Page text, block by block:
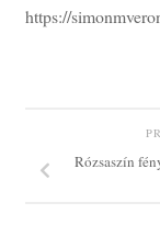
https://
Rózsaszín